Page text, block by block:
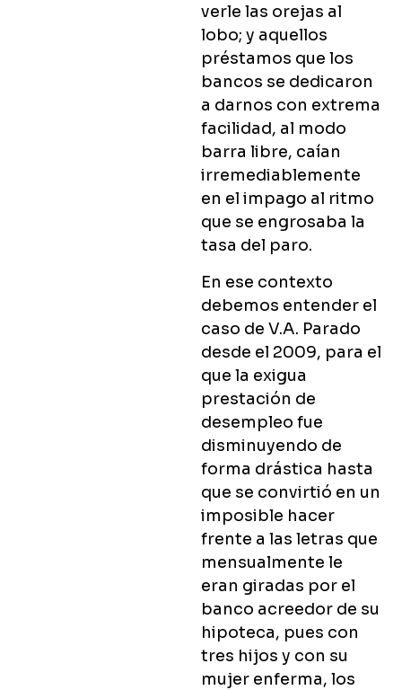
verle las orejas al
lobo; y aquellos
préstamos que los
bancos se dedicaron
a darnos con extrema
facilidad, al modo
barra libre, caían
irremediablemente
en el impago al ritmo
que se engrosaba la
tasa del paro.
En ese contexto
debemos entender el
caso de V.A. Parado
desde el 2009, para el
que la exigua
prestación de
desempleo fue
disminuyendo de
forma drástica hasta
que se convirtió en un
imposible hacer
frente a las letras que
mensualmente le
eran giradas por el
banco acreedor de su
hipoteca, pues con
tres hijos y con su
mujer enferma, los